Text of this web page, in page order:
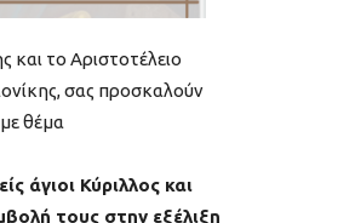
το Αριστοτέλειο
σας προσκαλούν
θέμα
άγιοι Κύριλλος και
τους στην εξέλιξη